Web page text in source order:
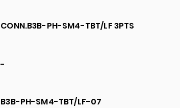
CONN.B3B-PH-SM4-TBT/LF 3PTS
-
B3B-PH-SM4-TBT/LF-07